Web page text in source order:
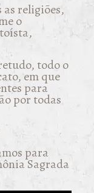
as religiões,
o
todo o
em que
para
por todas
para
Sagrada